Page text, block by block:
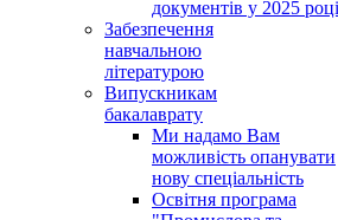
документів у 2025 році
Забезпечення
навчальною
літературою
Випускникам
бакалаврату
Ми надамо Вам
можливість опанувати
нову спеціальність
Освітня програма